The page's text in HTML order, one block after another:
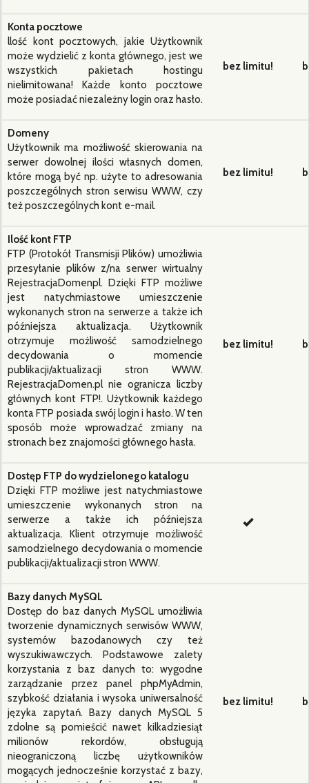
Konta pocztowe
llość kont pocztowych, jakie Użytkownik
może wydzielić z konta głównego, jest we
wszystkich pakietach hostingu
nielimitowana! Każde konto pocztowe
może posiadać niezależny login oraz hasło.
bez limitu!
Domeny
Użytkownik ma możliwość skierowania na
serwer dowolnej ilości własnych domen,
które mogą być np. użyte to adresowania
poszczególnych stron serwisu WWW, czy
też poszczególnych kont e-mail.
bez limitu!
Ilość kont FTP
FTP (Protokół Transmisji Plików) umożliwia
przesyłanie plików z/na serwer wirtualny
RejestracjaDomenpl. Dzięki FTP możliwe
jest natychmiastowe umieszczenie
wykonanych stron na serwerze a także ich
późniejsza aktualizacja. Użytkownik
otrzymuje możliwość samodzielnego
decydowania o momencie
publikacji/aktualizacji stron WWW.
RejestracjaDomen.pl nie ogranicza liczby
głównych kont FTP!. Użytkownik każdego
konta FTP posiada swój login i hasło. W ten
sposób może wprowadzać zmiany na
stronach bez znajomości głównego hasła.
bez limitu!
Dostęp FTP do wydzielonego katalogu
Dzięki FTP możliwe jest natychmiastowe
umieszczenie wykonanych stron na
serwerze a także ich późniejsza
aktualizacja. Klient otrzymuje możliwość
samodzielnego decydowania o momencie
publikacji/aktualizacji stron WWW.
Bazy danych MySQL
Dostęp do baz danych MySQL umożliwia
tworzenie dynamicznych serwisów WWW,
systemów bazodanowych czy też
wyszukiwawczych. Podstawowe zalety
korzystania z baz danych to: wygodne
zarządzanie przez panel phpMyAdmin,
szybkość działania i wysoka uniwersalność
języka zapytań. Bazy danych MySQL 5
zdolne są pomieścić nawet kilkadziesiąt
milionów rekordów, obsługują
nieograniczoną liczbę użytkowników
mogących jednocześnie korzystać z bazy,
bez limitu!